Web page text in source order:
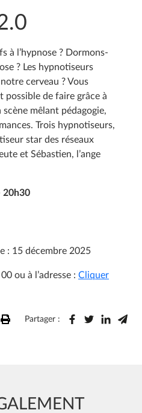
à l’hypnose ? Dormons-
? Les hypnotiseurs
cerveau ? Vous
possible de faire grâce à
scène mêlant pédagogie,
Trois hypnotiseurs,
star des réseaux
et Sébastien, l’ange
20h30
: 15 décembre 2025
ou à l’adresse : Cliquer
Partager :